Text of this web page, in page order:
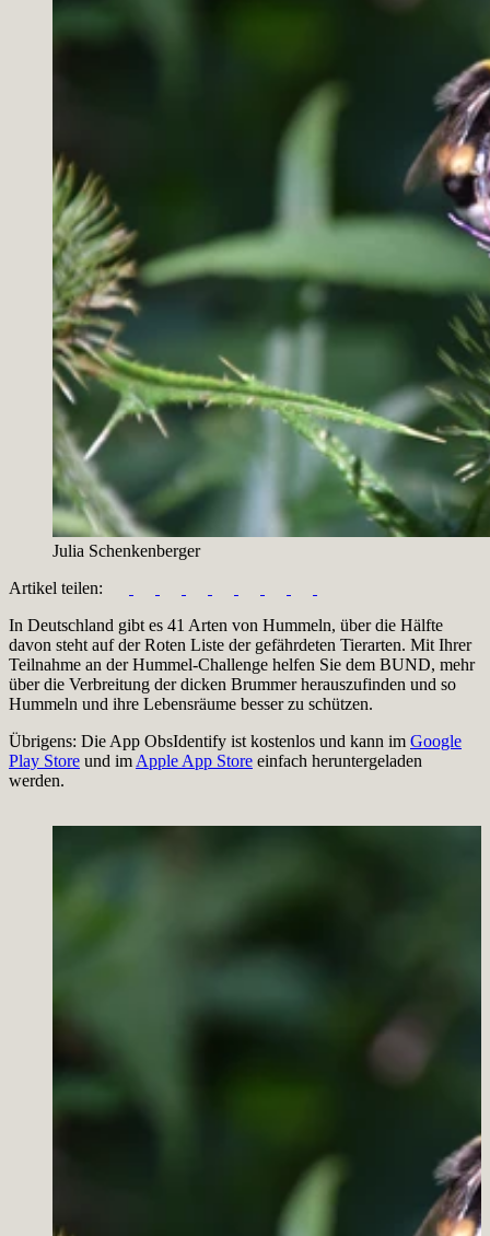
Julia Schenkenberger
Artikel teilen:
In Deutschland gibt es 41 Arten von Hummeln, über die Hälfte
davon steht auf der Roten Liste der gefährdeten Tierarten. Mit Ihrer
Teilnahme an der Hummel-Challenge helfen Sie dem BUND, mehr
über die Verbreitung der dicken Brummer herauszufinden und so
Hummeln und ihre Lebensräume besser zu schützen.
Übrigens: Die App ObsIdentify ist kostenlos und kann im Google
Play Store und imApple App Store einfach heruntergeladen
werden.